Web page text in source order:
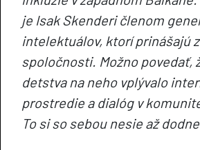
je Isak Skenderi členom
intelektuálov, ktorí prinášajú
spoločnosti. Možno povedať,
detstva na neho vplývalo
prostredie a dialóg v
To si so sebou nesie až